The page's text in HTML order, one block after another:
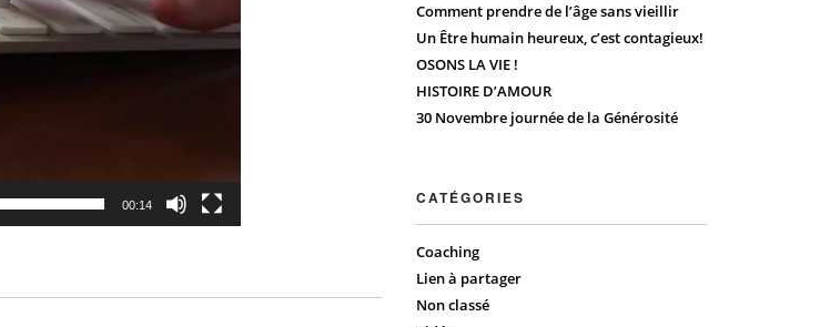
00:14
Comment prendre de l’âge sans vieillir
Un Être humain heureux, c’est contagieux!
OSONS LA VIE !
HISTOIRE D’AMOUR
30 Novembre journée de la Générosité
CATÉGORIES
Coaching
Lien à partager
Non classé